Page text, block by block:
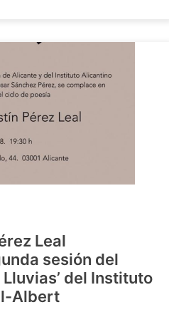
Leal
sesión del
del Instituto
Albert